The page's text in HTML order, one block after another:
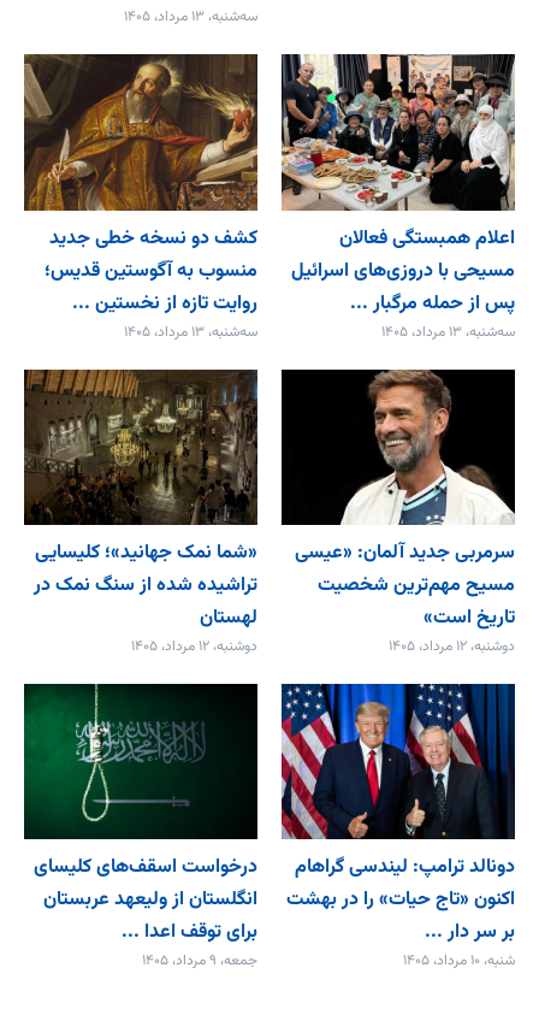
سه‌شنبه، ۱۳ مرداد، ۱۴۰۵
اعلام همبستگی فعالان
مسیحی با دروزی‌های اسرائیل
پس از حمله مرگبار ...
سه‌شنبه، ۱۳ مرداد، ۱۴۰۵
کشف دو نسخه خطی جدید
منسوب به آگوستین قدیس؛
روایت تازه از نخستین ...
سه‌شنبه، ۱۳ مرداد، ۱۴۰۵
سرمربی جدید آلمان: «عیسی
مسیح مهم‌ترین شخصیت
تاریخ است»
دوشنبه، ۱۲ مرداد، ۱۴۰۵
«شما نمک جهانید»؛ کلیسایی
تراشیده شده از سنگ نمک در
لهستان
دوشنبه، ۱۲ مرداد، ۱۴۰۵
دونالد ترامپ: لیندسی گراهام
اکنون «تاج حیات» را در بهشت
بر سر دار ...
شنبه، ۱۰ مرداد، ۱۴۰۵
درخواست اسقف‌های کلیسای
انگلستان از ولیعهد عربستان
برای توقف اعدا ...
جمعه، ۹ مرداد، ۱۴۰۵